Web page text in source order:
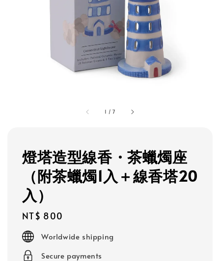
1 /7
燈塔造型線香・茶蠟燭座
（附茶蠟燭1入＋線香塔20
入）
Regular
price
NT$ 800
Worldwide shipping
Secure payments